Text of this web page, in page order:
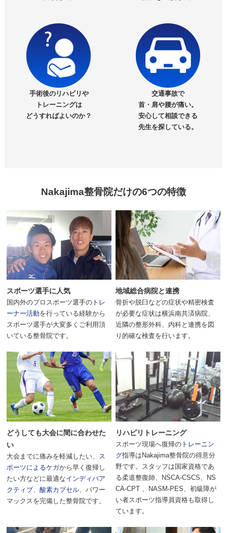
手術後のリハビリや
トレーニングは
どうすればよいのか？
交通事故で
首・肩や腰が痛い。
安心して相談できる
先生を探している。
Nakajima整骨院だけの6つの特徴
スポーツ選手に人気
国内外のプロスポーツ選手の トレ
ーナー活動を行っている経験から
スポーツ選手が大変多くご利用頂
いている整骨院です。
地域総合病院と連携
骨折や脱臼などの症状や精密検査
が必要な症状は横浜南共済病院、
近隣の整形外科、内科と連携を図
り的確な検査を行います。
どうしても大会に間に合わせた
い
大会までに痛みを軽減したい、
ス
ポーツによるケガから早く復帰し
たい方などに最適なインディバア
クティブ 、酸素カプセル 、パワー
マックスを完備した整骨院です。
リハビリトレーニング
スポーツ現場へ復帰の トレーニン
グ指導はNakajima整骨院の得意分
野です。スタッフは国家資格であ
る柔道整復師、NSCA-CSCS、NS
CA-CPT 、NASM-PES、初級障が
い者スポーツ指導員資格も取得し
ています。